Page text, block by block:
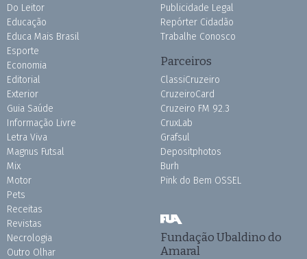
Do Leitor
Educação
Educa Mais Brasil
Esporte
Economia
Editorial
Exterior
Guia Saúde
Informação Livre
Letra Viva
Magnus Futsal
Mix
Motor
Pets
Receitas
Revistas
Necrologia
Outro Olhar
Publicidade Legal
Repórter Cidadão
Trabalhe Conosco
Parceiros
ClassiCruzeiro
CruzeiroCard
Cruzeiro FM 92.3
CruxLab
Grafsul
Depositphotos
Burh
Pink do Bem OSSEL
Fundação Ubaldino do
Amaral